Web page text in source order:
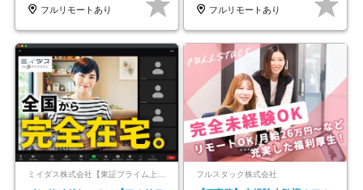
フルリモートあり フルリモートあり
ミイダス株式会社【東証プライム上場パーソルグループ】 フルスタック株式会社